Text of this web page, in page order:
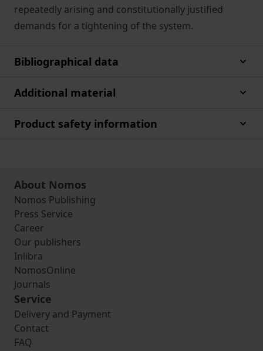
repeatedly arising and constitutionally justified
demands for a tightening of the system.
Bibliographical data
Additional material
Product safety information
About Nomos
Nomos Publishing
Press Service
Career
Our publishers
Inlibra
NomosOnline
Journals
Service
Delivery and Payment
Contact
FAQ